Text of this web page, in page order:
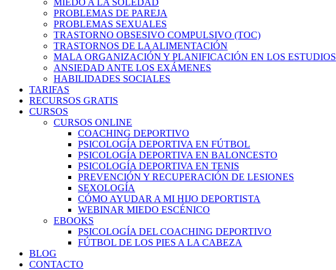
MIEDO A LA SOLEDAD
PROBLEMAS DE PAREJA
PROBLEMAS SEXUALES
TRASTORNO OBSESIVO COMPULSIVO (TOC)
TRASTORNOS DE LA ALIMENTACIÓN
MALA ORGANIZACIÓN Y PLANIFICACIÓN EN LOS ESTUDIOS
ANSIEDAD ANTE LOS EXÁMENES
HABILIDADES SOCIALES
TARIFAS
RECURSOS GRATIS
CURSOS
CURSOS ONLINE
COACHING DEPORTIVO
PSICOLOGÍA DEPORTIVA EN FÚTBOL
PSICOLOGÍA DEPORTIVA EN BALONCESTO
PSICOLOGÍA DEPORTIVA EN TENIS
PREVENCIÓN Y RECUPERACIÓN DE LESIONES
SEXOLOGÍA
CÓMO AYUDAR A MI HIJO DEPORTISTA
WEBINAR MIEDO ESCÉNICO
EBOOKS
PSICOLOGÍA DEL COACHING DEPORTIVO
FÚTBOL DE LOS PIES A LA CABEZA
BLOG
CONTACTO